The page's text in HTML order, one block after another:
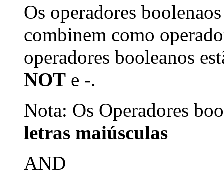
Os operadores
combinem como
operadores booleanos
NOT e -.
Nota: Os Operadores
letras maiúsculas
AND